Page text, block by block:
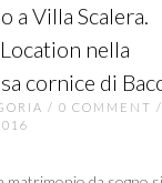
a Villa Scalera.
nella
cornice di
/ 0 COMMENT